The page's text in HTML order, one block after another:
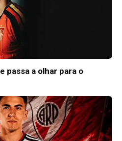
passa a olhar para o